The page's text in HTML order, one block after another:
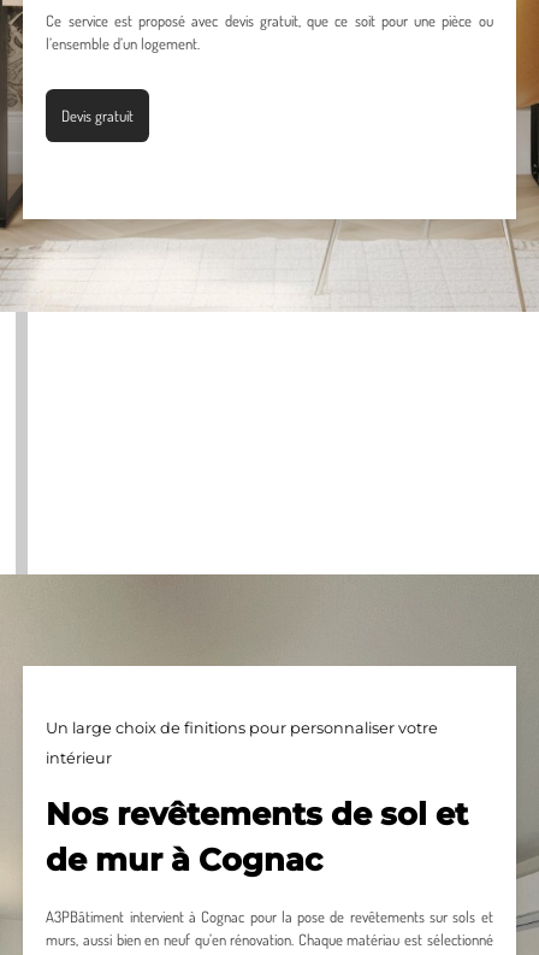
Ce service est proposé avec devis gratuit, que ce soit pour une pièce ou
l’ensemble d’un logement.
Devis gratuit
Un large choix de finitions pour personnaliser votre
intérieur
Nos revêtements de sol et
de mur à Cognac
A3PBâtiment intervient à Cognac pour la pose de revêtements sur sols et
murs, aussi bien en neuf qu’en rénovation. Chaque matériau est sélectionné